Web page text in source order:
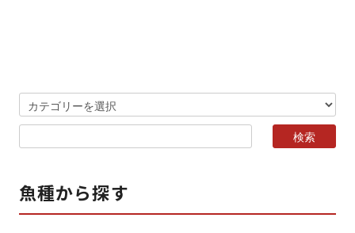
魚種から探す